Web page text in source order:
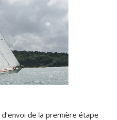
de la première étape